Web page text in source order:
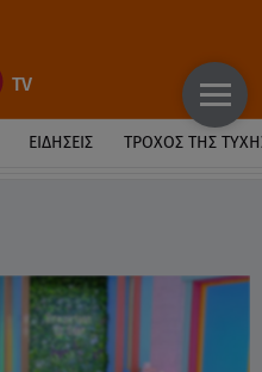
ΕΙΔΉΣΕΙΣ ΤΡΟΧΌΣ ΤΗΣ